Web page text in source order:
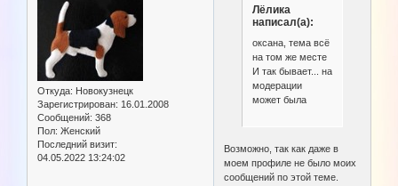
Откуда: Новокузнецк
Зарегистрирован: 16.01.2008
Сообщений: 368
Пол: Женский
Последний визит:
04.05.2022 13:24:02
Лёлика
написал(а):
оксана, тема всё
на том же месте
И так бывает... на
модерации
может была
Возможно, так как даже в
моем профиле не было моих
сообщений по этой теме.